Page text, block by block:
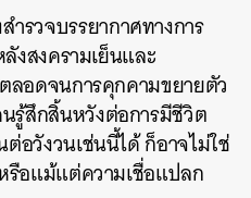
ำรวจบรรยากาศทางการ
งสงครามเย็นและ
ลอดจนการคุกคามขยายตัว
สึกสิ้นหวังต่อการมีชีวิต
อวังวนเช่นนี้ได้ ก็อาจไม่ใช่
รือแม้แต่ความเชื่อแปลก